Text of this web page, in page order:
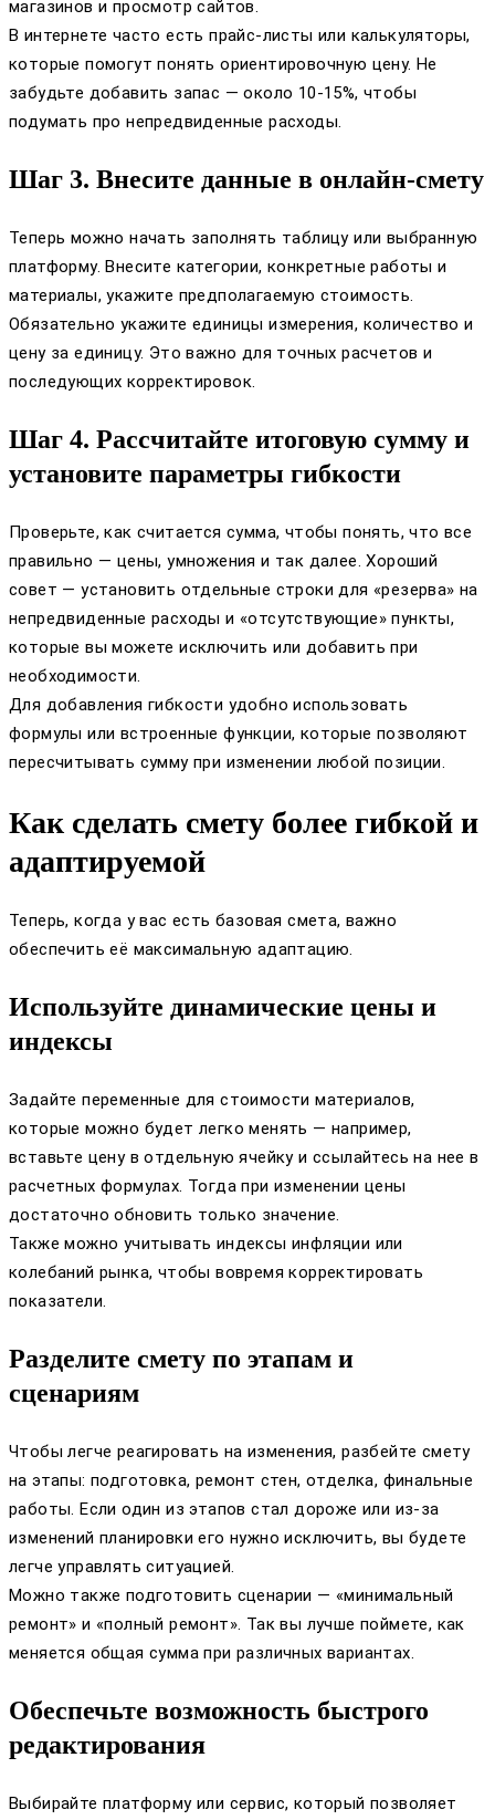
магазинов и просмотр сайтов.
В интернете часто есть прайс-листы или калькуляторы,
которые помогут понять ориентировочную цену. Не
забудьте добавить запас — около 10-15%, чтобы
подумать про непредвиденные расходы.
Шаг 3. Внесите данные в онлайн-смету
Теперь можно начать заполнять таблицу или выбранную
платформу. Внесите категории, конкретные работы и
материалы, укажите предполагаемую стоимость.
Обязательно укажите единицы измерения, количество и
цену за единицу. Это важно для точных расчетов и
последующих корректировок.
Шаг 4. Рассчитайте итоговую сумму и
установите параметры гибкости
Проверьте, как считается сумма, чтобы понять, что все
правильно — цены, умножения и так далее. Хороший
совет — установить отдельные строки для «резерва» на
непредвиденные расходы и «отсутствующие» пункты,
которые вы можете исключить или добавить при
необходимости.
Для добавления гибкости удобно использовать
формулы или встроенные функции, которые позволяют
пересчитывать сумму при изменении любой позиции.
Как сделать смету более гибкой и
адаптируемой
Теперь, когда у вас есть базовая смета, важно
обеспечить её максимальную адаптацию.
Используйте динамические цены и
индексы
Задайте переменные для стоимости материалов,
которые можно будет легко менять — например,
вставьте цену в отдельную ячейку и ссылайтесь на нее в
расчетных формулах. Тогда при изменении цены
достаточно обновить только значение.
Также можно учитывать индексы инфляции или
колебаний рынка, чтобы вовремя корректировать
показатели.
Разделите смету по этапам и
сценариям
Чтобы легче реагировать на изменения, разбейте смету
на этапы: подготовка, ремонт стен, отделка, финальные
работы. Если один из этапов стал дороже или из-за
изменений планировки его нужно исключить, вы будете
легче управлять ситуацией.
Можно также подготовить сценарии — «минимальный
ремонт» и «полный ремонт». Так вы лучше поймете, как
меняется общая сумма при различных вариантах.
Обеспечьте возможность быстрого
редактирования
Выбирайте платформу или сервис, который позволяет